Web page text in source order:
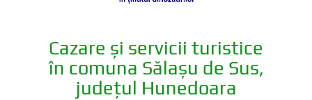
Cazare și servicii turistice
în comuna Sălașu de Sus,
județul Hunedoara